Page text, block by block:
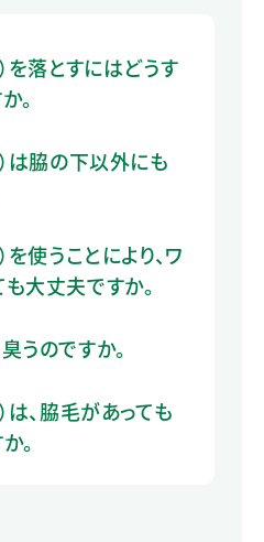
を落とすにはどうす
。
は脇の下以外にも
使うことにより、ワ
大丈夫ですか。
うのですか。
は、脇毛があっても
。